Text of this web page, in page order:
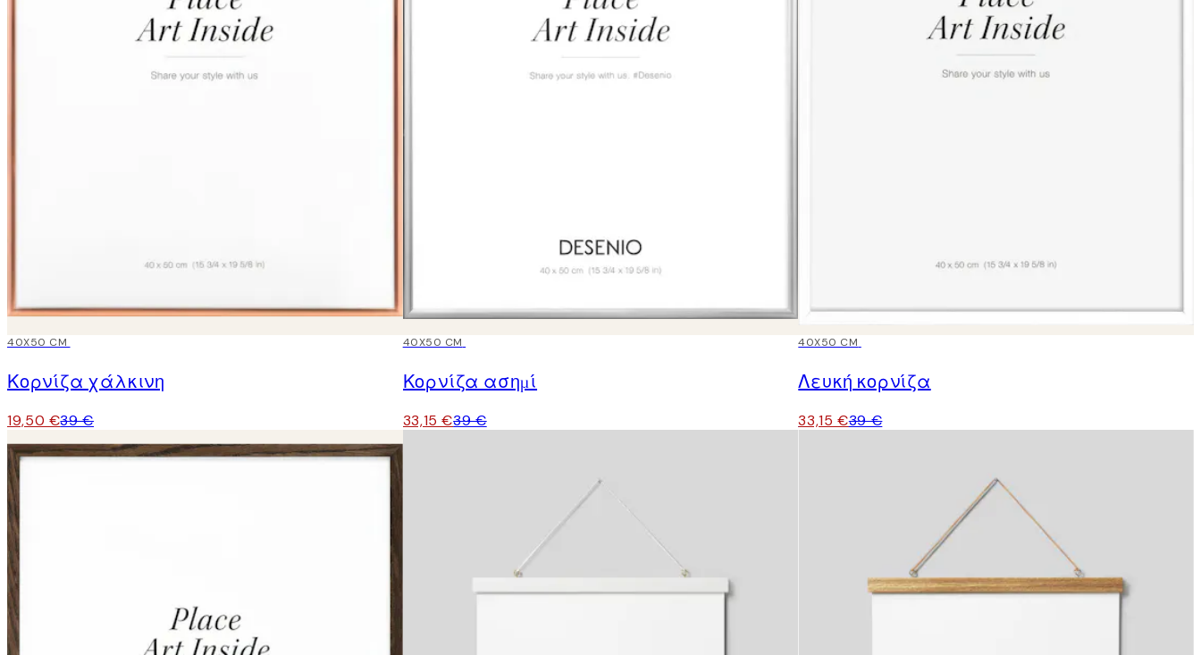
-50%
40X50 CM
Κορνίζα χάλκινη
19,50 €39 €
15%*
40X50 CM
Κορνίζα ασημί
33,15 €39 €
15%*
40X50 CM
Λευκή κορνίζα
33,15 €39 €